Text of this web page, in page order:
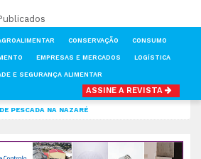
CONSERVAÇÃO CONSUMO
EMPRESAS E MERCADOS LOGÍSTICA
E SEGURANÇA ALIMENTAR
ASSINE A REVISTA
E SEGURANÇA ALIMENTAR
PESCADA NA NAZARÉ